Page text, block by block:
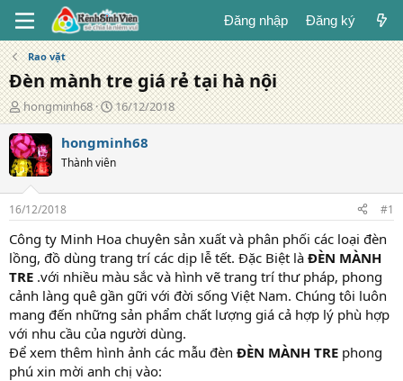
Đăng nhập Đăng ký
Rao vặt
Đèn mành tre giá rẻ tại hà nội
T
á
c
g
i
ả
hongminh68
N
g
à
đ
g
16/12/2018
hongminh68
Thành viên
16/12/2018 #1
Công ty Minh Hoa chuyên sản xuất và phân phối các loại đèn
lồng, đồ dùng trang trí các dịp lễ tết. Đặc Biệt là ĐÈN MÀNH
TRE .với nhiều màu sắc và hình vẽ trang trí thư pháp, phong
cảnh làng quê gần gữi với đời sống Việt Nam. Chúng tôi luôn
mang đến những sản phẩm chất lượng giá cả hợp lý phù hợp
với nhu cầu của người dùng.
Để xem thêm hình ảnh các mẫu đèn ĐÈN MÀNH TRE phong
phú xin mời anh chị vào: